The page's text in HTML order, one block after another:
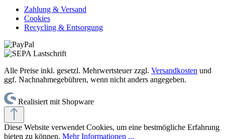
Zahlung & Versand
Cookies
Recycling & Entsorgung
Alle Preise inkl. gesetzl. Mehrwertsteuer zzgl. Versandkosten und
ggf. Nachnahmegebühren, wenn nicht anders angegeben.
Realisiert mit Shopware
Diese Website verwendet Cookies, um eine bestmögliche Erfahrung
bieten zu können. Mehr Informationen ...